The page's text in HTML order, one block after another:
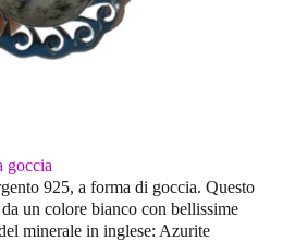
goccia
925, a forma di goccia. Questo
un colore bianco con bellissime
minerale in inglese: Azurite